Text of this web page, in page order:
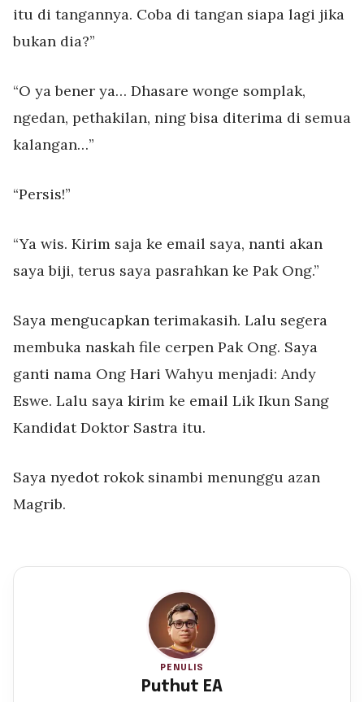
itu di tangannya. Coba di tangan siapa lagi jika
bukan dia?”
“O ya bener ya… Dhasare wonge somplak,
ngedan, pethakilan, ning bisa diterima di semua
kalangan…”
“Persis!”
“Ya wis. Kirim saja ke email saya, nanti akan
saya biji, terus saya pasrahkan ke Pak Ong.”
Saya mengucapkan terimakasih. Lalu segera
membuka naskah file cerpen Pak Ong. Saya
ganti nama Ong Hari Wahyu menjadi: Andy
Eswe. Lalu saya kirim ke email Lik Ikun Sang
Kandidat Doktor Sastra itu.
Saya nyedot rokok sinambi menunggu azan
Magrib.
PENULIS
Puthut EA